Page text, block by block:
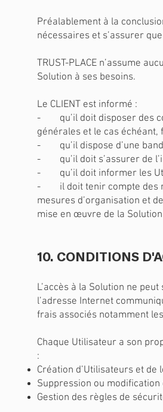
Préalablement à la
nécessaires et s’assurer
TRUST-PLACE n’assume
Solution à ses besoins.
Le CLIENT est informé :
- qu’il doit disposer des
générales et le cas échéant,
- qu’il dispose d’une
- qu’il doit s’assurer de
- qu’il doit informer les
- il doit tenir compte des
mesures d’organisation et
mise en œuvre de la
10. CONDITIONS
L’accès à la Solution ne
l’adresse Internet
frais associés notamment
Chaque Utilisateur a son
:
Création d’Utilisateurs et
Suppression ou modification
Gestion des règles de